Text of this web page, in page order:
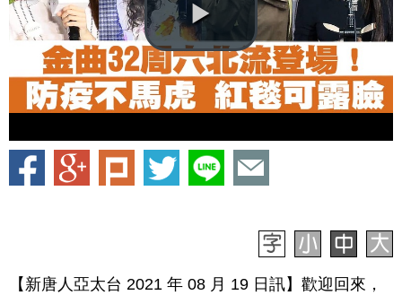
【新唐人亞太台 2021 年 08 月 19 日訊】歡迎回來，